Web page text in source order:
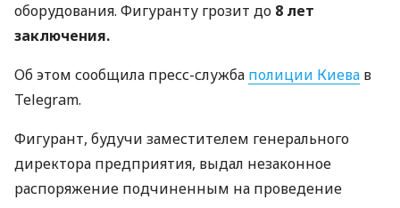
оборудования. Фигуранту грозит до 8 лет
заключения.
Об этом сообщила пресс-служба полиции Киева в
Telegram.
Фигурант, будучи заместителем генерального
директора предприятия, выдал незаконное
распоряжение подчиненным на проведение